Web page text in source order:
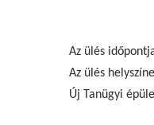
Az ülés
Az ülés
Új Tanügyi